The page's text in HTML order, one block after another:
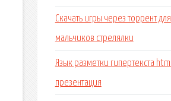
Скачать игры через торрент для
мальчиков стрелялки
Язык разметки гипертекста html
презентация